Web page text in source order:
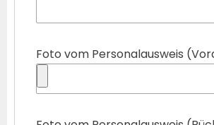
Foto vom Personalausweis